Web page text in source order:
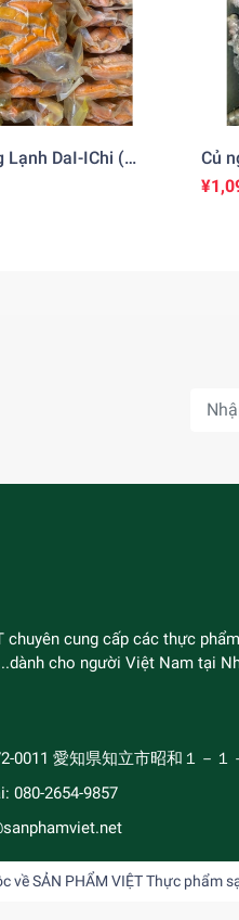
IChi (
Củ
chuyên cung cấp các thực phẩm
cho người Việt Nam tại
0011 愛知県知立市昭和１－１
080-2654-9857
vềSẢN PHẨM VIỆT Thực phẩm